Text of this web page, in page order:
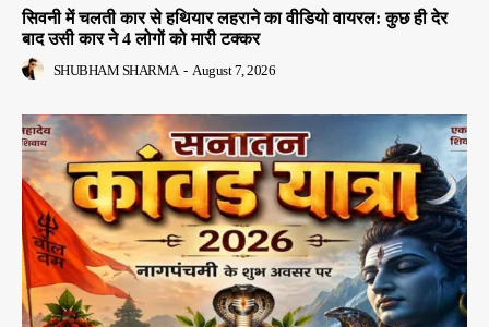
सिवनी में चलती कार से हथियार लहराने का वीडियो वायरल: कुछ ही देर
बाद उसी कार ने 4 लोगों को मारी टक्कर
SHUBHAM SHARMA - August 7, 2026